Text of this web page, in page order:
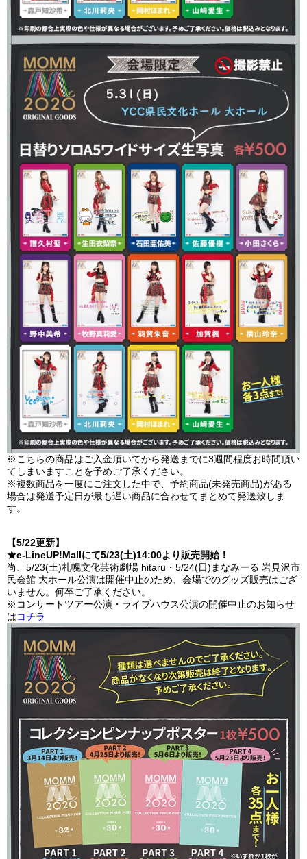
※こちらの商品はご入金頂いてから発送までに3週間程度お時間頂い
てしまいますことを予めご了承ください。
※複数商品を一度にご注文した中で、予約商品(未発売商品)がある
場合は発送予定日が最も遅い商品に合わせてまとめて発送致しま
す。
【5/22更新】
★e-LineUP!Mallにて5/23(土)14:00より販売開始！
尚、5/23(土)札幌文化芸術劇場 hitaru・5/24(日)まなみーる 岩見沢市
民会館 大ホール公演は開催中止のため、会場でのグッズ販売はござ
いません。何卒ご了承ください。
※コンサートツアー公演・ライブハウス公演の開催中止のお知らせ
はコチラ